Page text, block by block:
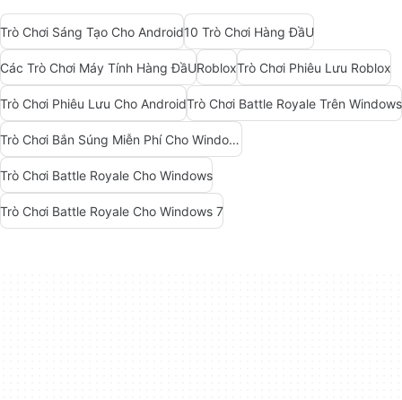
Trò Chơi Sáng Tạo Cho Android10 Trò Chơi Hàng ĐầU
Các Trò Chơi Máy Tính Hàng ĐầURobloxTrò Chơi Phiêu Lưu Roblox
Trò Chơi Phiêu Lưu Cho AndroidTrò Chơi Battle Royale Trên Windows
Trò Chơi Bắn Súng Miễn Phí Cho Windows
Trò Chơi Battle Royale Cho Windows
Trò Chơi Battle Royale Cho Windows 7